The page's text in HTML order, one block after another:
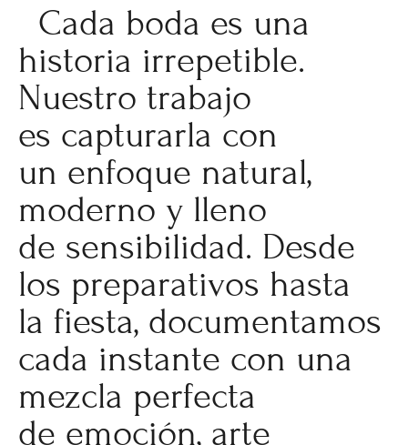
Cada boda es una
historia irrepetible.
Nuestro trabajo
es capturarla con
un enfoque natural,
moderno y lleno
de sensibilidad. Desde
los preparativos hasta
la fiesta, documentamos
cada instante con una
mezcla perfecta
de emoción, arte